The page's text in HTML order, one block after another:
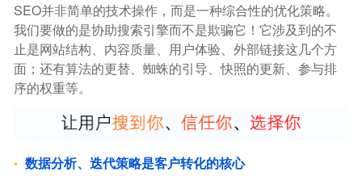
SEO并非简单的技术操作，而是一种综合性的优化策略。
我们要做的是协助搜索引擎而不是欺骗它！它涉及到的不
止是网站结构、内容质量、用户体验、外部链接这几个方
面；还有算法的更替、蜘蛛的引导、快照的更新、参与排
序的权重等。
数据分析、迭代策略是客户转化的核心